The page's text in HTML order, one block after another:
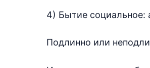
4) Бытие социальное:
Подлинно или